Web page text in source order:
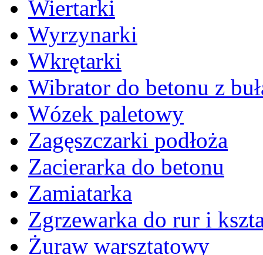
Wiertarki
Wyrzynarki
Wkrętarki
Wibrator do betonu z
Wózek paletowy
Zagęszczarki podłoża
Zacierarka do betonu
Zamiatarka
Zgrzewarka do rur i
Żuraw warsztatowy